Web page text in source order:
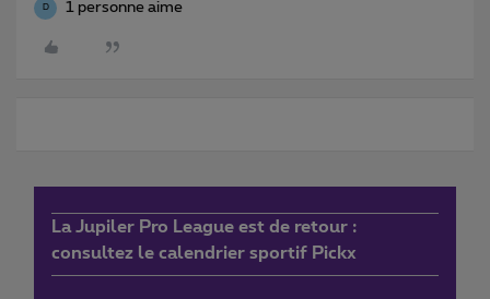
D 1 personne aime
La Jupiler Pro League est de retour :
consultez le calendrier sportif Pickx